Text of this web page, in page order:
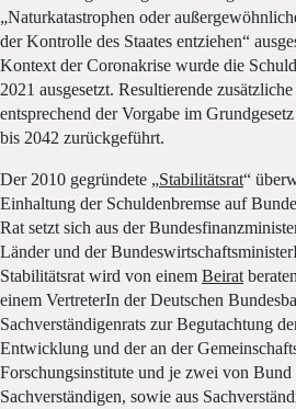
„Naturkatastrophen oder
der Kontrolle des Staates entziehen“
Kontext der Coronakrise wurde die
2021 ausgesetzt. Resultierende
entsprechend der Vorgabe im
bis 2042 zurückgeführt.
Der 2010 gegründete „Stabilitätsrat“
Einhaltung der Schuldenbremse auf
Rat setzt sich aus der
Länder und der
Stabilitätsrat wird von einem Beirat
einem VertreterIn der Deutschen
Sachverständigenrats zur Begutachtung
Entwicklung und der an der
Forschungsinstitute und je zwei von
Sachverständigen, sowie aus